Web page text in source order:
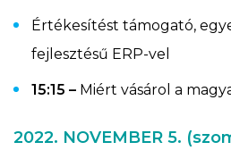
Értékesítést támogató,
fejlesztésű ERP-vel
15:15 – Miért vásárol a
2022. NOVEMBER 5.